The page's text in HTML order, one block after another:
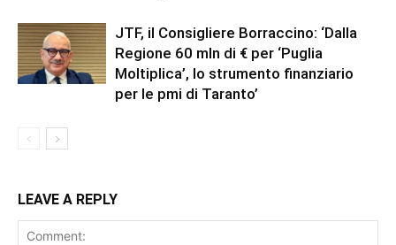
JTF, il Consigliere Borraccino: ‘Dalla
Regione 60 mln di € per ‘Puglia
Moltiplica’, lo strumento finanziario
per le pmi di Taranto’
LEAVE A REPLY